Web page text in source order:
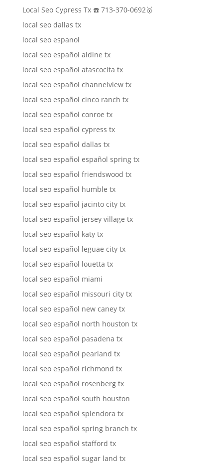
Local Seo Cypress Tx ☎️ 713-370-0692🥇
local seo dallas tx
local seo espanol
local seo español aldine tx
local seo español atascocita tx
local seo español channelview tx
local seo español cinco ranch tx
local seo español conroe tx
local seo español cypress tx
local seo español dallas tx
local seo español español spring tx
local seo español friendswood tx
local seo español humble tx
local seo español jacinto city tx
local seo español jersey village tx
local seo español katy tx
local seo español leguae city tx
local seo español louetta tx
local seo español miami
local seo español missouri city tx
local seo español new caney tx
local seo español north houston tx
local seo español pasadena tx
local seo español pearland tx
local seo español richmond tx
local seo español rosenberg tx
local seo español south houston
local seo español splendora tx
local seo español spring branch tx
local seo español stafford tx
local seo español sugar land tx